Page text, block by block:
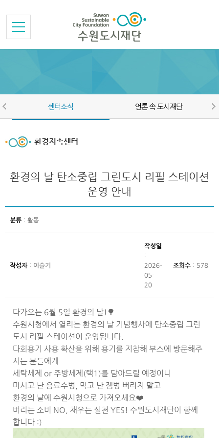
센터소식 언론 속 도시재단
환경지속센터
환경의 날 탄소중립 그린도시 리필 스테이션
운영 안내
분류 : 활동
작성자: 이슬기
작성일
:
2026-
05-
20
조회수 : 578
다가오는 6월 5일 환경의 날!🌳
수원시청에서 열리는 환경의 날 기념행사에 탄소중립 그린
도시 리필 스테이션이 운영됩니다.
다회용기 사용 확산을 위해 용기를 지참해 부스에 방문해주
시는 분들에게
세탁세제 or 주방세제(택1)를 담아드릴 예정이니
마시고 난 음료수병, 먹고 난 잼병 버리지 말고
환경의 날에 수원시청으로 가져오세요❤️
버리는 소비 NO, 채우는 실천 YES! 수원도시재단이 함께
합니다 :)